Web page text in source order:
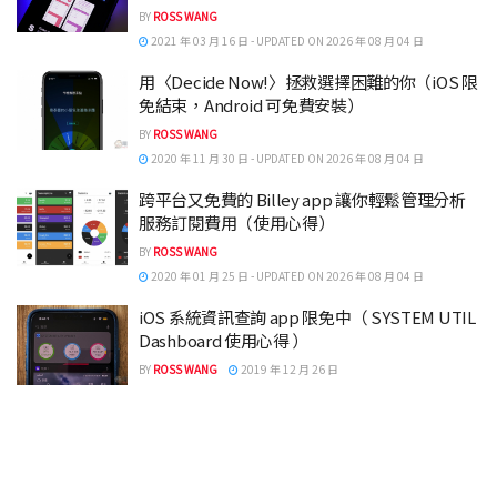
BY ROSS WANG
2021 年 03 月 16 日 - UPDATED ON 2026 年 08 月 04 日
用〈Decide Now!〉拯救選擇困難的你（iOS 限
免結束，Android 可免費安裝）
BY ROSS WANG
2020 年 11 月 30 日 - UPDATED ON 2026 年 08 月 04 日
跨平台又免費的 Billey app 讓你輕鬆管理分析
服務訂閱費用（使用心得）
BY ROSS WANG
2020 年 01 月 25 日 - UPDATED ON 2026 年 08 月 04 日
iOS 系統資訊查詢 app 限免中（ SYSTEM UTIL
Dashboard 使用心得 ）
BY ROSS WANG 2019 年 12 月 26 日